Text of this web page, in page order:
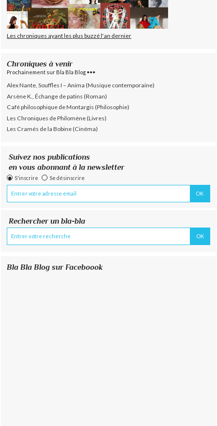
Les chroniques ayant les plus buzzé l'an dernier
Chroniques à venir
Prochainement sur Bla Bla Blog •••
Alex Nante, Souffles I – Anima (Musique contemporaine)
Arsène K., Échange de patins (Roman)
Café philosophique de Montargis (Philosophie)
Les Chroniques de Philomène (Livres)
Les Cramés de la Bobine (Cinéma)
Suivez nos publications
en vous abonnant à la newsletter
S'inscrire Se désinscrire
Rechercher un bla-bla
Bla Bla Blog sur Faceboook